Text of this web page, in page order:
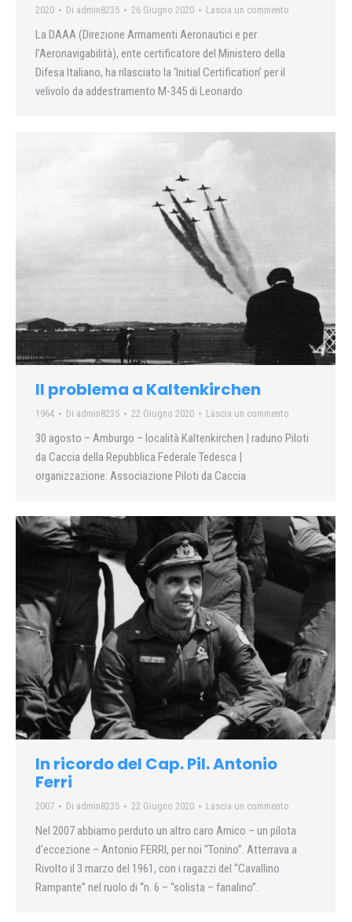
2020 Di admin8235 26 Giugno 2020 Lascia un commento
La DAAA (Direzione Armamenti Aeronautici e per
l’Aeronavigabilità), ente certificatore del Ministero della
Difesa Italiano, ha rilasciato la ‘Initial Certification’ per il
velivolo da addestramento M-345 di Leonardo
Il problema a Kaltenkirchen
1964 Di admin8235 22 Giugno 2020 Lascia un commento
30 agosto – Amburgo – località Kaltenkirchen | raduno Piloti
da Caccia della Repubblica Federale Tedesca |
organizzazione: Associazione Piloti da Caccia
In ricordo del Cap. Pil. Antonio
Ferri
2007 Di admin8235 22 Giugno 2020 Lascia un commento
Nel 2007 abbiamo perduto un altro caro Amico – un pilota
d’eccezione – Antonio FERRI, per noi “Tonino”. Atterrava a
Rivolto il 3 marzo del 1961, con i ragazzi del “Cavallino
Rampante” nel ruolo di “n. 6 – “solista – fanalino”.